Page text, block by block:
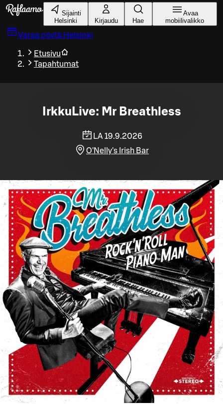
Siirry pääsisältöön
Sijainti
Helsinki
Kirjaudu Hae
Avaa
mobiilivalikko
Varaa pöytä Helsinki
Etusivu
Tapahtumat
IrkkuLive: Mr Breathless
LA 19.9.2026
O'Nelly's Irish Bar